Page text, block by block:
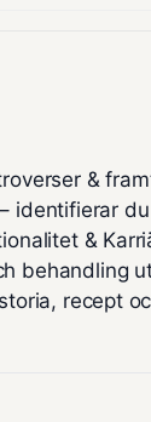
&
identifierar
&
behandling
recept